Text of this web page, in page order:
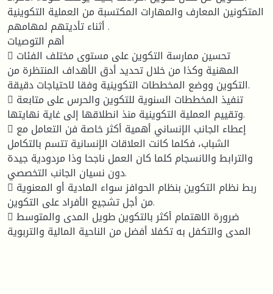
المتكونين المعارف والمهارات المكتسبة من العملية التكوينية
أثناء تأديتهم لمهامهم .
أهم التوصيات
 تحسين ممارسة التكوين على مستوى مختلف الفئات
المهنية وكذا من خلال تحديد أدق الأهداف المنتظرة من
التكوين ووضع المخططات التكوينية وفقا لاحتياجات دقيقة.
 تنفيذ المخططات السنوية للتكوين والحرس على متابعة
وتقييم العملية التكوينية منذ انطلاقها إلى غاية نهايتها.
 إعطاء الجانب الإنساني أهمية أكثر خاصة فن التعامل مع
الشباب، فكلما كانت العلاقات الإنسانية تتسم بالتكامل
والترابط والانسجام كلما كان العمل ناجحا وذا مردودية جيدة
دون نسيان الجانب التخصصي.
 ربط نظام التكوين بنظام الحوافز سواء المادية أو المعنوية
من أجل تشجيع الأفراد على التكوين.
 ضرورة الاهتمام أكثر بالتكوين طويل المدى والمتوسط
المدى والتكفل به تكفلا أفضل من الناحية المالية والتربوية